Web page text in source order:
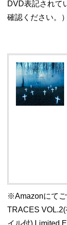
DVD表記されて
確認ください。）
※Amazonにてご
TRACES